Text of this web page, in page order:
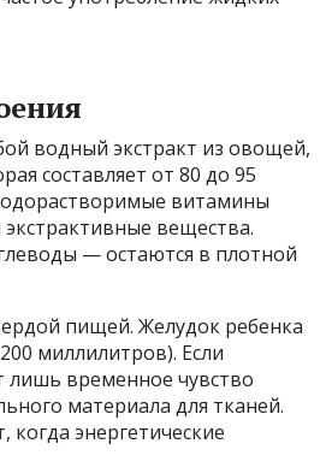
водный экстракт из овощей,
составляет от 80 до 95
витамины
вещества.
— остаются в плотной
пищей. Желудок ребенка
миллилитров). Если
лишь временное чувство
материала для тканей.
когда энергетические